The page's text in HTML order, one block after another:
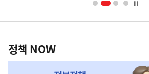
영
책
NOW,
정책 NOW